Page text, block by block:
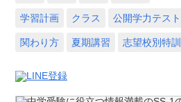
学習計画 クラス 公開学力テスト
関わり方 夏期講習 志望校別特訓